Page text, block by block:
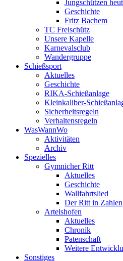
Jungschützen
Geschichte
Fritz Bachem
TC Freischütz
Unsere Kapelle
Karnevalsclub
Wandergruppe
Schießsport
Aktuelles
Geschichte
RIKA-Schießanlage
Kleinkaliber-
Sicherheitsregeln
Verhaltensregeln
WasWannWo
Aktivitäten
Archiv
Spezielles
Gymnicher Ritt
Aktuelles
Geschichte
Wallfahrtslied
Der Ritt in Zahlen
Artelshofen
Aktuelles
Chronik
Patenschaft
Weitere
Sonstiges